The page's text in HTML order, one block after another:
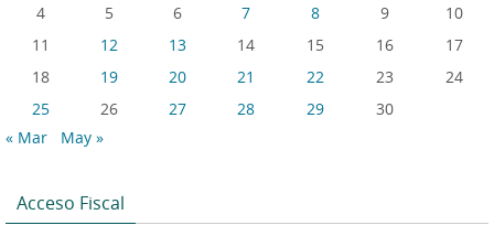
4
5 6 7 8 9
10
11
12 13 14 15 16
17
18
19 20 21 22 23
24
25
26 27 28 29
30
« Mar
May »
Acceso Fiscal